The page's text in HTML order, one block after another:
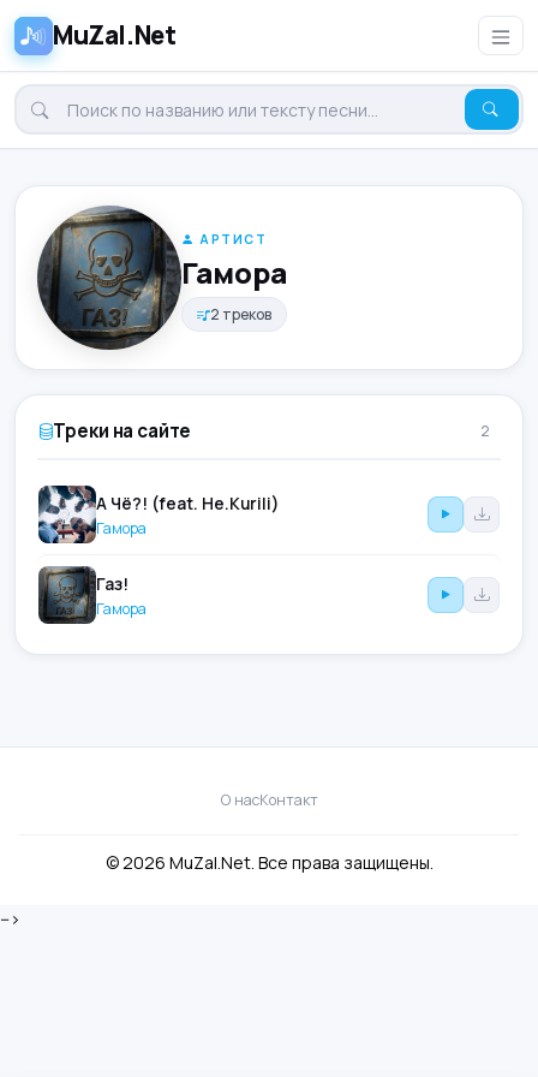
MuZal.Net
АРТИСТ
Гамора
2 треков
Треки на сайте 2
А Чё?! (feat. Не.Kurili)
Гамора
Газ!
Гамора
О насКонтакт
© 2026 MuZal.Net. Все права защищены.
-->